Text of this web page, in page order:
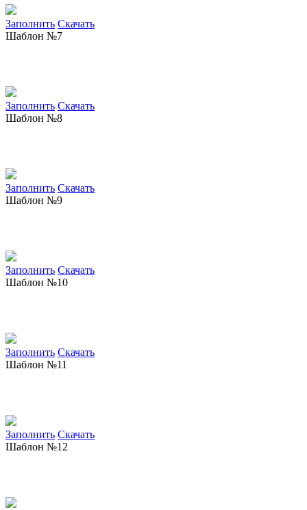
Заполнить Скачать
Шаблон №7
Заполнить Скачать
Шаблон №8
Заполнить Скачать
Шаблон №9
Заполнить Скачать
Шаблон №10
Заполнить Скачать
Шаблон №11
Заполнить Скачать
Шаблон №12